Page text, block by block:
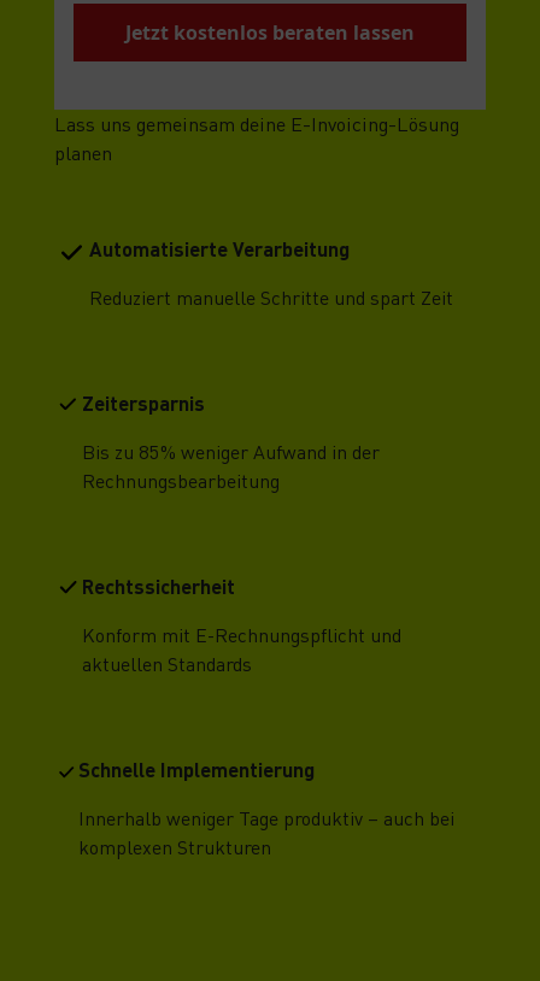
Lass uns gemeinsam deine E-Invoicing-Lösung
planen
Automatisierte Verarbeitung
Reduziert manuelle Schritte und spart Zeit
Zeitersparnis
Bis zu 85 % weniger Aufwand in der
Rechnungsbearbeitung
Rechtssicherheit
Konform mit E-Rechnungspflicht und
aktuellen Standards
Schnelle Implementierung
Innerhalb weniger Tage produktiv – auch bei
komplexen Strukturen
Jetzt kostenlos beraten lassen